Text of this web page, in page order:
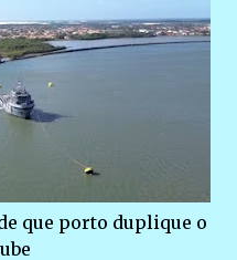
que porto duplique o